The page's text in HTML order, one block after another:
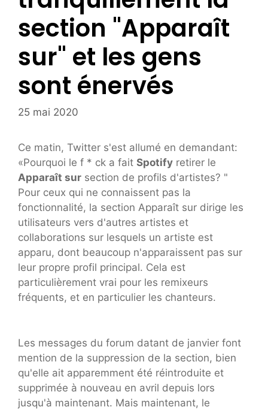
section "Apparaît
sur" et les gens
sont énervés
25 mai 2020
Ce matin, Twitter s'est allumé en demandant:
«Pourquoi le f * ck a fait Spotify retirer le
Apparaît sur section de profils d'artistes? "
Pour ceux qui ne connaissent pas la
fonctionnalité, la section Apparaît sur dirige les
utilisateurs vers d'autres artistes et
collaborations sur lesquels un artiste est
apparu, dont beaucoup n'apparaissent pas sur
leur propre profil principal. Cela est
particulièrement vrai pour les remixeurs
fréquents, et en particulier les chanteurs.
Les messages du forum datant de janvier font
mention de la suppression de la section, bien
qu'elle ait apparemment été réintroduite et
supprimée à nouveau en avril depuis lors
jusqu'à maintenant. Mais maintenant, le